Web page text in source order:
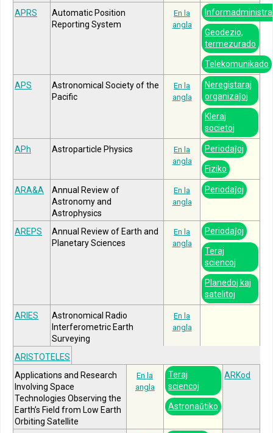
APRS
Automatic Position
Reporting System
En la
angla
Geodezio,
termezurado
Telekomunikado
APS
Astronomical Society of the
Pacific
En la
angla
Neregistaraj
organizaĵoj
Kleraj
societoj
APh Astroparticle Physics
En la
angla
Periodaĵoj
Fiziko
ARA&A
Annual Review of
Astronomy and
Astrophysics
En la
angla
Periodaĵoj
AREPS
Annual Review of Earth and
Planetary Sciences
En la
angla
Periodaĵoj
Teraj
sciencoj
Planedoj kaj
satelitoj
ARIES
Astronomical Radio
Interferometric Earth
Surveying
En la
angla
ARISTOTELES
Applications and Research
Involving Space
Technologies Observing the
Earth’s Field from Low Earth
Orbiting Satellite
En la
angla
Teraj
sciencoj
Astronaŭtiko
ARKod